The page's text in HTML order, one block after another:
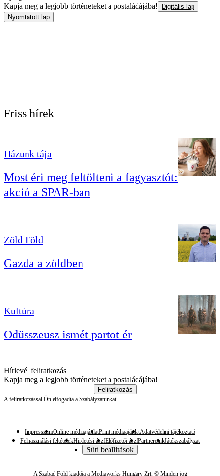
Kapja meg a legjobb történeteket a postaládájába!
Digitális lap
Nyomtatott lap
Friss hírek
Házunk tája
Most éri meg feltölteni a fagyasztót:
akció a SPAR-ban
Zöld Föld
Gazda a zöldben
Kultúra
Odüsszeusz ismét partot ér
Hírlevél feliratkozás
Kapja meg a legjobb történeteket a postaládájába!
Feliratkozás
A feliratkozással Ön elfogadta a Szabályzatunkat
ImpresszumOnline médiaajánlatPrint médiaajánlatAdatvédelmi tájékoztató
Felhasználási feltételekHirdetési ászfElőfizetői ászfPartnereinkJátékszabályzat
Süti beállítások
A Szabad Föld kiadója a Mediaworks Hungary Zrt. © Minden jog